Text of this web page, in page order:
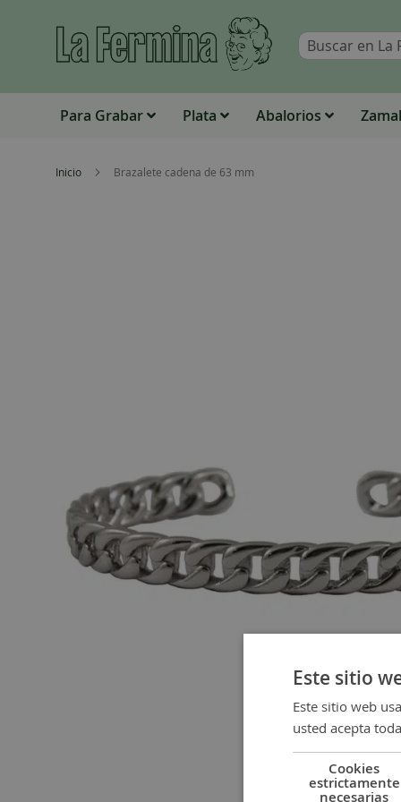
Para Grabar Plata Abalorios
Inicio Brazalete cadena de 63 mm
Este sitio
Este sitio web
usted acepta
Cookies
estrictamente
necesarias